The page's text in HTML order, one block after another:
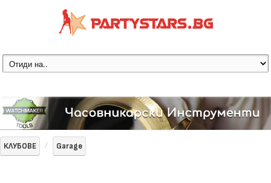
КЛУБОВЕ Garage